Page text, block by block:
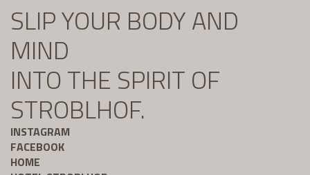
SLIP YOUR BODY AND
MIND
INTO THE SPIRIT OF
STROBLHOF.
INSTAGRAM
FACEBOOK
HOME